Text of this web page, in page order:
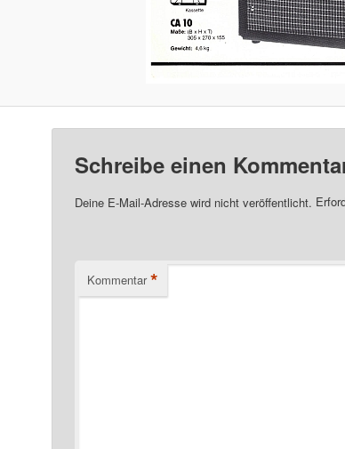
Schreibe einen
Deine E-Mail-Adresse wird nicht veröffentlicht.
Kommentar *